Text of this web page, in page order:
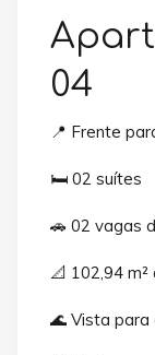
04
📍 Frente
🛏️ 02 suítes
🚗 02 vagas
📐 102,94
🌊 Vista para